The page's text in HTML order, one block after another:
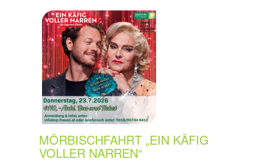
MÖRBISCHFAHRT „EIN KÄFIG
VOLLER NARREN“